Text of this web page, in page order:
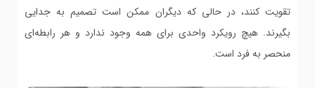
تقویت کنند، در حالی که دیگران ممکن است تصمیم به جدایی
بگیرند. هیچ رویکرد واحدی برای همه وجود ندارد و هر رابطه‌ای
منحصر به فرد است.